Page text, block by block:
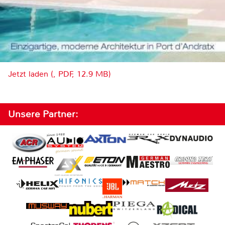
Jetzt laden (, PDF, 12.9 MB)
Unsere Partner: